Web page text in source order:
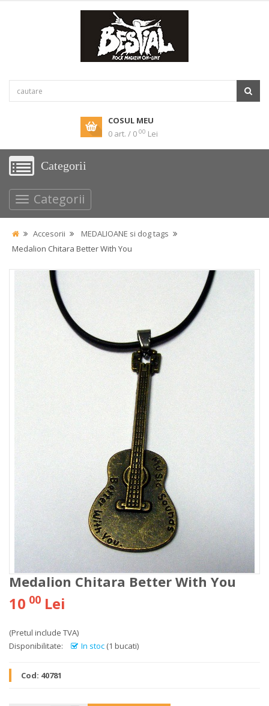
COSUL MEU
0 art. / 0 00 Lei
Categorii
Categorii
Accesorii
MEDALIOANE si dog tags
Medalion Chitara Better With You
Medalion Chitara Better With You
10 00 Lei
(Pretul include TVA)
Disponibilitate:
In stoc (1 bucati)
Cod: 40781